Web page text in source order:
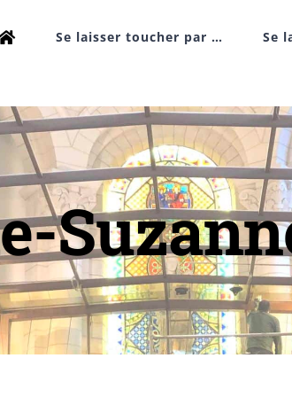
Se laisser toucher par … Se